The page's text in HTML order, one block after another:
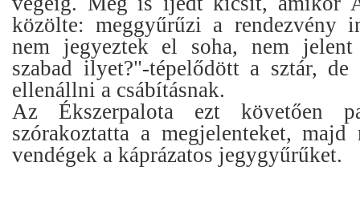
közölte: meggyűrűzi a rendezvény
nem jegyeztek el soha, nem jelent
szabad ilyet?"-tépelődött a sztár,
ellenállni a csábításnak.
Az Ékszerpalota ezt követően
szórakoztatta a megjelenteket, majd
vendégek a káprázatos jegygyűrűket.